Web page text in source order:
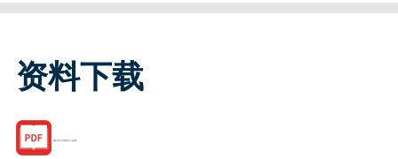
资料下载
R151239012.pdf